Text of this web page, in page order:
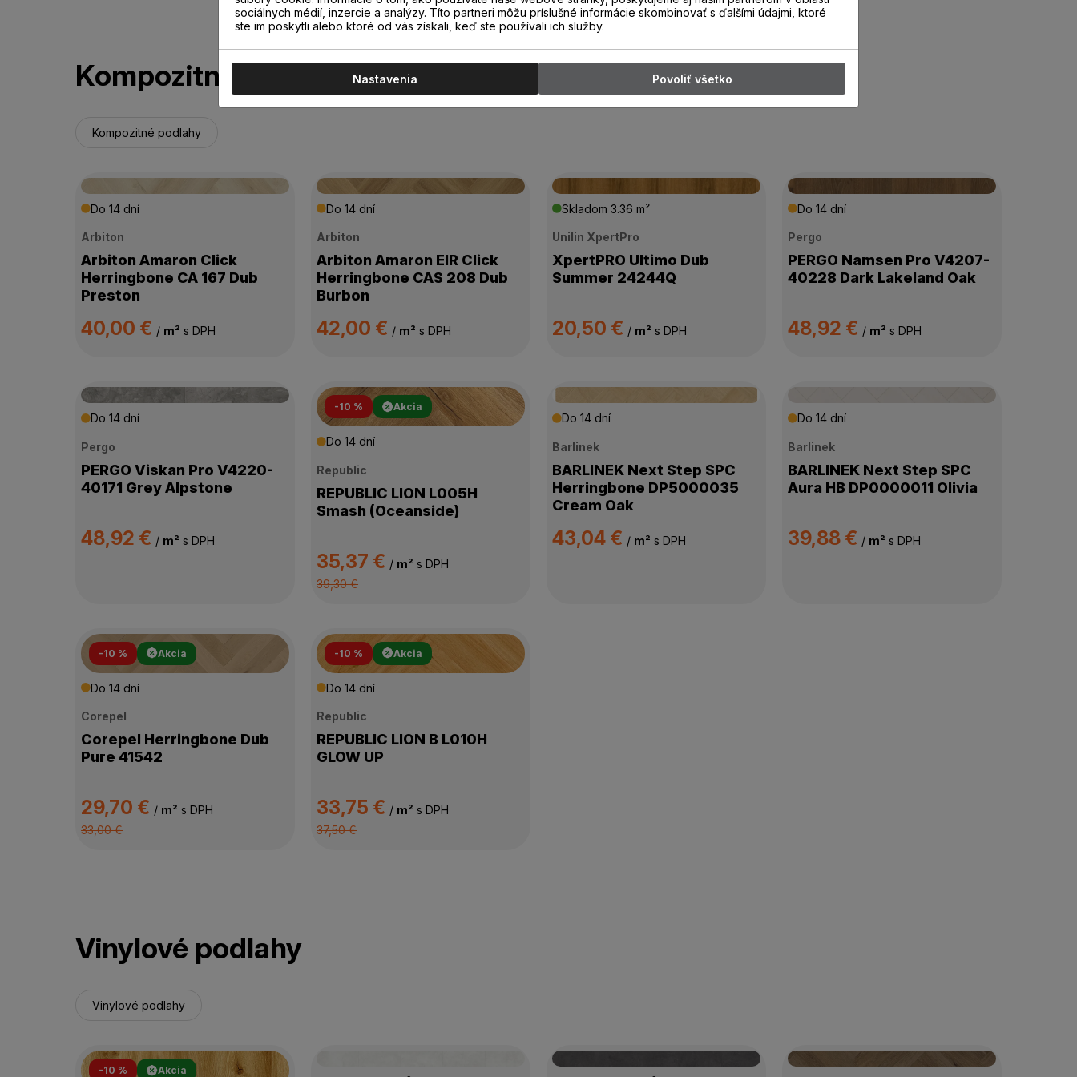
Kompozitné podlahy
Kompozitné podlahy
Do 14 dní
Arbiton
Arbiton Amaron Click
Herringbone CA 167 Dub
Preston
40,00 € / m² s DPH
Do 14 dní
Arbiton
Arbiton Amaron EIR Click
Herringbone CAS 208 Dub
Burbon
42,00 € / m² s DPH
Skladom 3.36 m²
Unilin XpertPro
XpertPRO Ultimo Dub
Summer 24244Q
20,50 € / m² s DPH
Do 14 dní
Pergo
PERGO Namsen Pro V4207-
40228 Dark Lakeland Oak
48,92 € / m² s DPH
Do 14 dní
Pergo
PERGO Viskan Pro V4220-
40171 Grey Alpstone
48,92 € / m² s DPH
-10 % Akcia
Do 14 dní
Republic
REPUBLIC LION L005H
Smash (Oceanside)
35,37 € / m² s DPH
39,30 €
Do 14 dní
Barlinek
BARLINEK Next Step SPC
Herringbone DP5000035
Cream Oak
43,04 € / m² s DPH
Do 14 dní
Barlinek
BARLINEK Next Step SPC
Aura HB DP0000011 Olivia
39,88 € / m² s DPH
-10 % Akcia
Do 14 dní
Corepel
Corepel Herringbone Dub
Pure 41542
29,70 € / m² s DPH
33,00 €
-10 % Akcia
Do 14 dní
Republic
REPUBLIC LION B L010H
GLOW UP
33,75 € / m² s DPH
37,50 €
Vinylové podlahy
Vinylové podlahy
-10 % Akcia
sociálnych médií, inzercie a analýzy. Títo partneri môžu príslušné informácie skombinovať s ďalšími údajmi, ktoré
ste im poskytli alebo ktoré od vás získali, keď ste používali ich služby.
Nastavenia Povoliť všetko